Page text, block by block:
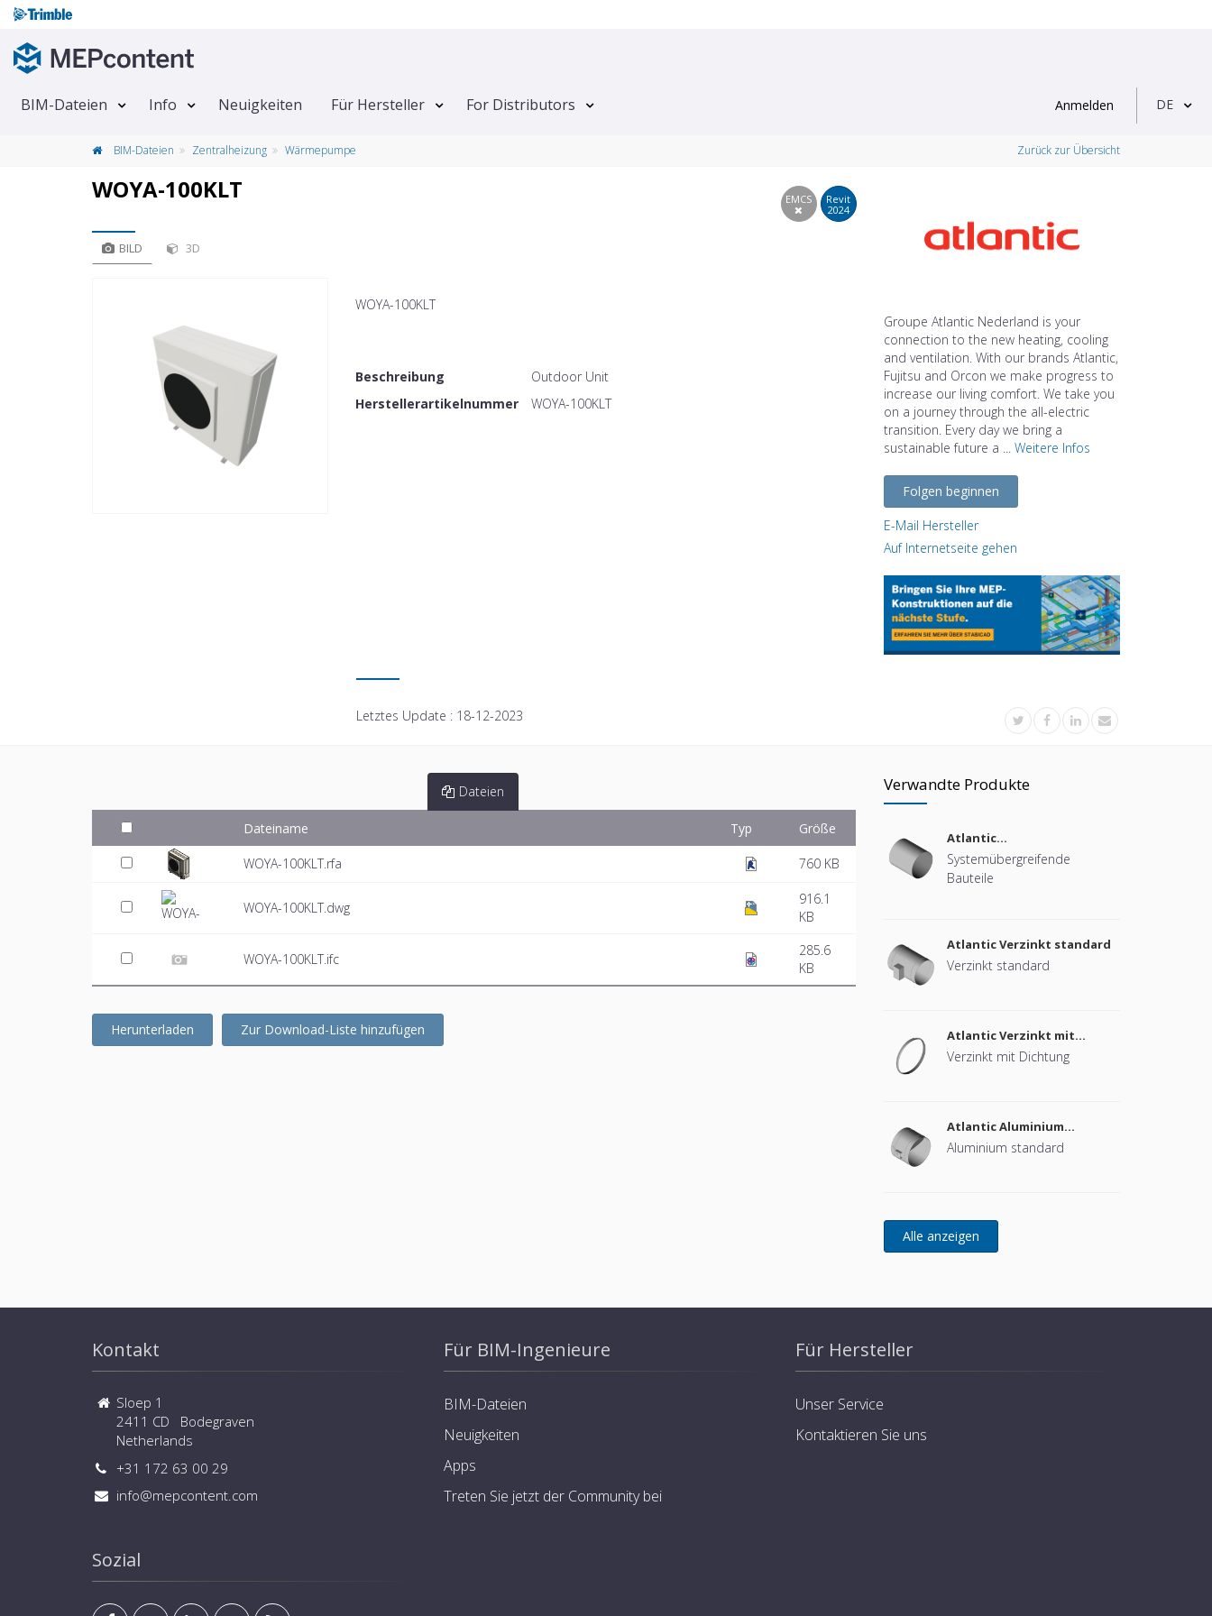
BIM-Dateien Info Neuigkeiten Für Hersteller For Distributors Anmelden DE
BIM-Dateien Zentralheizung Wärmepumpe Zurück zur Übersicht
WOYA-100KLT EMCS
Revit
2024
BILD 3D
WOYA-100KLT
Beschreibung
Outdoor Unit
Herstellerartikelnummer
WOYA-100KLT
Groupe Atlantic Nederland is your
connection to the new heating, cooling
and ventilation. With our brands Atlantic,
Fujitsu and Orcon we make progress to
increase our living comfort. We take you
on a journey through the all-electric
transition. Every day we bring a
sustainable future a ... Weitere Infos
Folgen beginnen
E-Mail Hersteller
Auf Internetseite gehen
Letztes Update : 18-12-2023
Dateien
Dateiname Typ Größe
WOYA-100KLT.rfa 760 KB
WOYA-100KLT.dwg
916.1
KB
WOYA-100KLT.ifc
285.6
KB
Herunterladen Zur Download-Liste hinzufügen
Verwandte Produkte
Atlantic
Systemübergreifende
Bauteile
Systemübergreifende
Bauteile
Atlantic Verzinkt standard
Verzinkt standard
Atlantic Verzinkt mit
Dichtung
Verzinkt mit Dichtung
Atlantic Aluminium
standard
Aluminium standard
Kontakt
Sloep 1
2411 CD Bodegraven
Netherlands
+31 172 63 00 29
info@mepcontent.com
Sozial
Für BIM-Ingenieure
BIM-Dateien
Neuigkeiten
Apps
Treten Sie jetzt der Community bei
Für Hersteller
Unser Service
Kontaktieren Sie uns